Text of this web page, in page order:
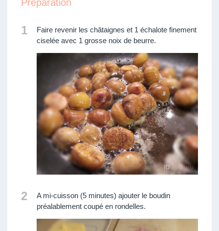
Préparation
1
Faire revenir les châtaignes et 1 échalote finement
ciselée avec 1 grosse noix de beurre.
2
A mi-cuisson (5 minutes) ajouter le boudin
préalablement coupé en rondelles.